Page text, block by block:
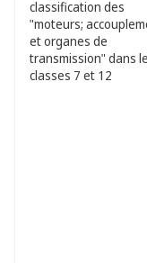
classification des
"moteurs;
et organes de
transmission" dans
classes 7 et 12